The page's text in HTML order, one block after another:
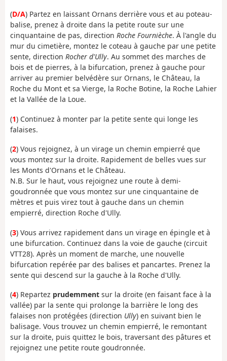
(D/A) Partez en laissant Ornans derrière vous et au poteau-
balise, prenez à droite dans la petite route sur une
cinquantaine de pas, direction Roche Fournièche. À l'angle du
mur du cimetière, montez le coteau à gauche par une petite
sente, direction Rocher d'Ully. Au sommet des marches de
bois et de pierres, à la bifurcation, prenez à gauche pour
arriver au premier belvédère sur Ornans, le Château, la
Roche du Mont et sa Vierge, la Roche Botine, la Roche Lahier
et la Vallée de la Loue.
(1) Continuez à monter par la petite sente qui longe les
falaises.
(2) Vous rejoignez, à un virage un chemin empierré que
vous montez sur la droite. Rapidement de belles vues sur
les Monts d'Ornans et le Château.
N.B. Sur le haut, vous rejoignez une route à demi-
goudronnée que vous montez sur une cinquantaine de
mètres et puis virez tout à gauche dans un chemin
empierré, direction Roche d'Ully.
(3) Vous arrivez rapidement dans un virage en épingle et à
une bifurcation. Continuez dans la voie de gauche (circuit
VTT28). Après un moment de marche, une nouvelle
bifurcation repérée par des balises et pancartes. Prenez la
sente qui descend sur la gauche à la Roche d'Ully.
(4) Repartez prudemment sur la droite (en faisant face à la
vallée) par la sente qui prolonge la barrière le long des
falaises non protégées (direction Ully) en suivant bien le
balisage. Vous trouvez un chemin empierré, le remontant
sur la droite, puis quittez le bois, traversant des pâtures et
rejoignez une petite route goudronnée.